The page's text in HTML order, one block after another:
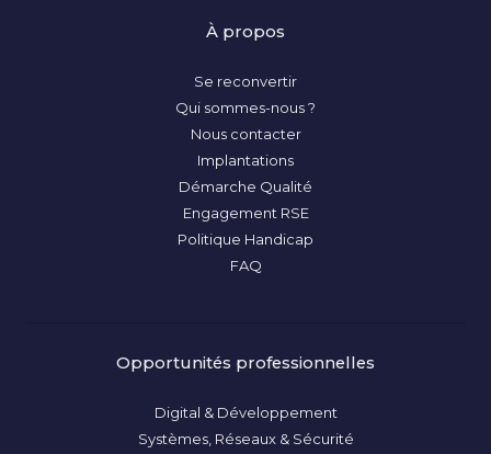
À propos
Se reconvertir
Qui sommes-nous ?
Nous contacter
Implantations
Démarche Qualité
Engagement RSE
Politique Handicap
FAQ
Opportunités professionnelles
Digital & Développement
Systèmes, Réseaux & Sécurité